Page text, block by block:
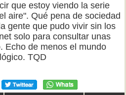
que estoy viendo la serie
aire". Qué pena de sociedad
gente que pudo vivir sin los
solo para consultar unas
Echo de menos el mundo
TQD